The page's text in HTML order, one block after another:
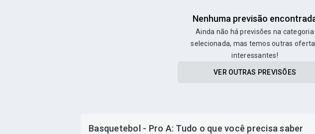
Nenhuma previsão
Ainda não há previsões na categoria
selecionada, mas temos outras
interessantes!
VER OUTRAS PREVISÕES
Basquetebol - Pro A: Tudo o que você precisa saber